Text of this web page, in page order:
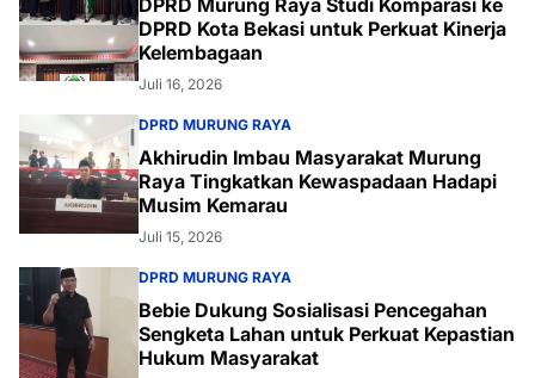
DPRD Kota Bekasi untuk Perkuat Kinerja
Kelembagaan
Juli 16, 2026
DPRD MURUNG RAYA
Akhirudin Imbau Masyarakat Murung
Raya Tingkatkan Kewaspadaan Hadapi
Musim Kemarau
Juli 15, 2026
DPRD MURUNG RAYA
Bebie Dukung Sosialisasi Pencegahan
Sengketa Lahan untuk Perkuat Kepastian
Hukum Masyarakat